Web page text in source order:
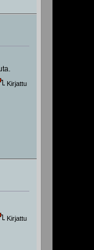
Kirjattu
Kirjattu